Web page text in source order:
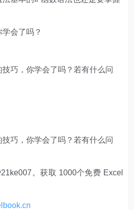
会了吗？
巧，你学会了吗？若有什么问
巧，你学会了吗？若有什么问
。获取 1000个免费 Excel